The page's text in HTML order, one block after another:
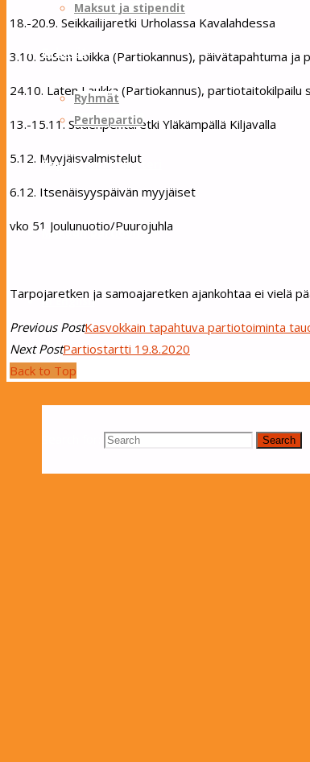
Maksut ja stipendit
Ryhmät
Ryhmät
Perhepartio
Tapahtumakalenteri
Mukaan partioon
In English
Search
Search
18.-20.9. Seikkailijaretki Urholassa Kavalahdessa
3.10. SuSen Loikka (Partiokannus), päivätapahtuma
24.10. Laten Laukka (Partiokannus), partiotaitokilpailu
13.-15.11. Sudenpenturetki Yläkämpällä Kiljavalla
5.12. Myyjäisvalmistelut
6.12. Itsenäisyyspäivän myyjäiset
vko 51 Joulunuotio/Puurojuhla
Tarpojaretken ja samoajaretken ajankohtaa ei vielä
Previous PostKasvokkain tapahtuva partiotoiminta
Next PostPartiostartti 19.8.2020
Back to Top